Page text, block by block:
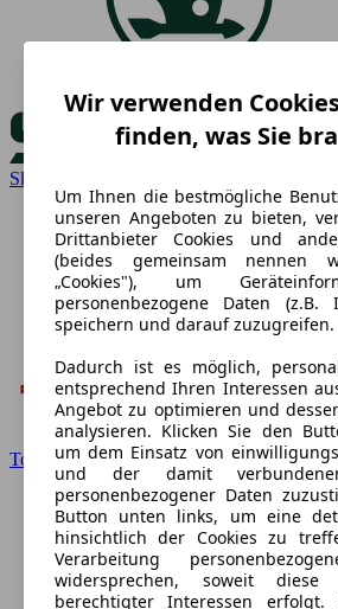
Skoda
Toyota
Wir verwenden
finden, was Sie
Um Ihnen die bestmögliche
unseren Angeboten zu bieten,
Drittanbieter Cookies und
(beides gemeinsam nennen
„Cookies"), um
personenbezogene Daten (z.B.
speichern und darauf zuzugreifen.
Dadurch ist es möglich,
entsprechend Ihren Interessen
Angebot zu optimieren und
analysieren. Klicken Sie den
um dem Einsatz von
und der damit
personenbezogener Daten
Button unten links, um eine
hinsichtlich der Cookies zu
Verarbeitung
widersprechen, soweit
berechtigter Interessen erfolgt.